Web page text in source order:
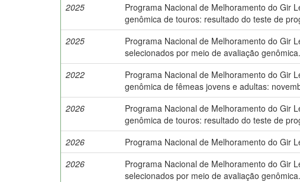
2025
Programa Nacional de Melhoramento do Gir
genômica de touros: resultado do teste de
2025
Programa Nacional de Melhoramento do Gir
selecionados por meio de avaliação genômica.
2022
Programa Nacional de Melhoramento do Gir
genômica de fêmeas jovens e adultas:
2026
Programa Nacional de Melhoramento do Gir
genômica de touros: resultado do teste de
2026 Programa Nacional de Melhoramento do Gir
2026
Programa Nacional de Melhoramento do Gir
selecionados por meio de avaliação genômica.